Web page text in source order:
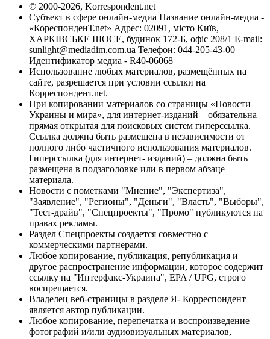
© 2000-2026, Korrespondent.net
Субъект в сфере онлайн-медиа Название онлайн-медиа -
«КореспонденТ.net» Адрес: 02091, місто Київ,
ХАРКІВСЬКЕ ШОСЕ, будинок 172-Б, офіс 208/1 E-mail:
sunlight@mediadim.com.ua Телефон: 044-205-43-00
Идентификатор медиа - R40-06068
Использование любых материалов, размещённых на
сайте, разрешается при условии ссылки на
Корреспондент.net.
При копировании материалов со страницы «Новости
Украины и мира», для интернет-изданий – обязательна
прямая открытая для поисковых систем гиперссылка.
Ссылка должна быть размещена в независимости от
полного либо частичного использования материалов.
Гиперссылка (для интернет- изданий) – должна быть
размещена в подзаголовке или в первом абзаце
материала.
Новости с пометками "Мнение", "Экспертиза",
"Заявление", "Регионы", "Деньги", "Власть", "Выборы",
"Тест-драйв", "Спецпроекты", "Промо" публикуются на
правах рекламы.
Раздел Спецпроекты создается совместно с
коммерческими партнерами.
Любое копирование, публикация, републикация и
другое распространение информации, которое содержит
ссылку на "Интерфакс-Украина", EPA / UPG, строго
воспрещается.
Владелец веб-страницы в разделе Я- Корреспондент
является автор публикации.
Любое копирование, перепечатка и воспроизведение
фотографий и/или аудиовизуальных материалов,